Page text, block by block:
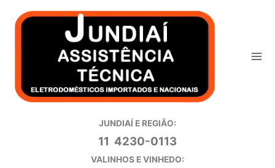
para
JUNDIAÍ E REGIÃO:
11 4230-0113
VALINHOS E VINHEDO: